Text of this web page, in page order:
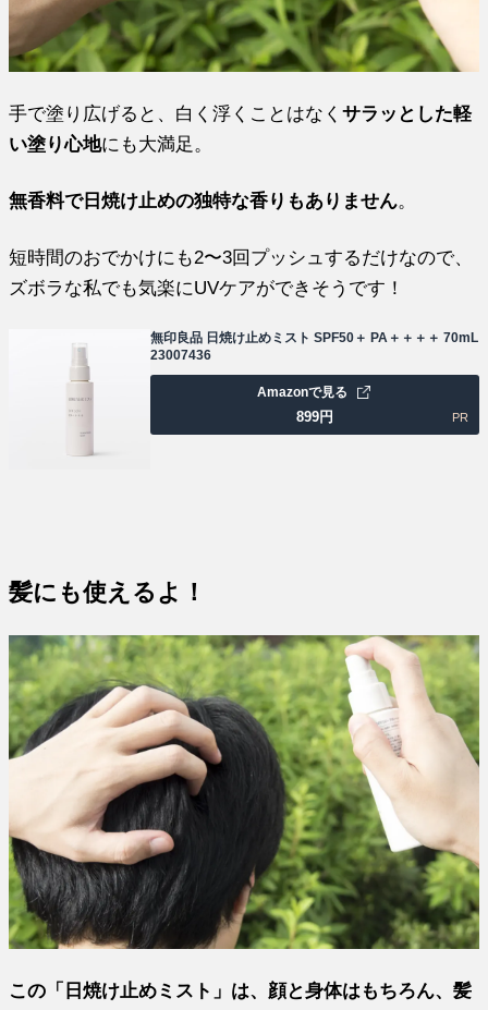
手で塗り広げると、白く浮くことはなくサラッとした軽
い塗り心地にも大満足。
無香料で日焼け止めの独特な香りもありません。
短時間のおでかけにも2〜3回プッシュするだけなので、
ズボラな私でも気楽にUVケアができそうです！
無印良品 日焼け止めミスト SPF50＋ PA＋＋＋＋ 70mL
23007436
899円
Amazonで見る
PR
髪にも使えるよ！
この「日焼け止めミスト」は、顔と身体はもちろん、髪